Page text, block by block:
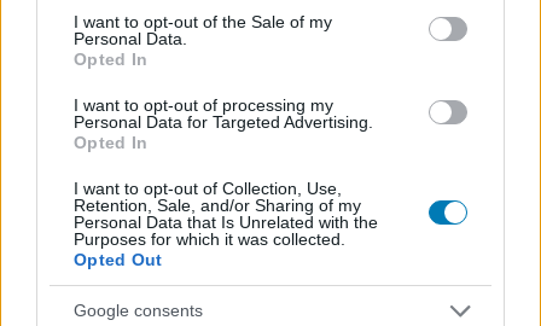
consent section.
I want to opt-out of the Sale of my
Personal Data.
Opted In
I want to opt-out of processing my
Personal Data for Targeted Advertising.
Opted In
I want to opt-out of Collection, Use,
Retention, Sale, and/or Sharing of my
Personal Data that Is Unrelated with the
Purposes for which it was collected.
Opted Out
Google consents
esett már, hogy rengeteg régi film úgy méri végig a női
szereplőket, ahogy a férfi tekintet tenné egyszerű
Ez a gondolat pedig az akadémiai körökön kívül is
megvetette a lábát, kiemelve annak a fontosságát, hogy
a női szereplőket ne redukálják a modern
történetmesélők más szereplők vágyának tárgyává, vagy
egyszerű látványossággá. Az utóbbi években viszont
többször komoly felháborodást váltott ki, amikor
korábban szexualizáltan ábrázolt karakterek kinézete lett